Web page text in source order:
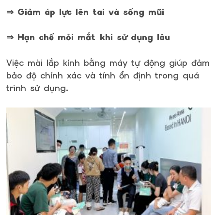
⇒ Giảm áp lực lên tai và sống mũi
⇒ Hạn chế mỏi mắt khi sử dụng lâu
Việc mài lắp kính bằng máy tự động giúp đảm
bảo độ chính xác và tính ổn định trong quá
trình sử dụng.